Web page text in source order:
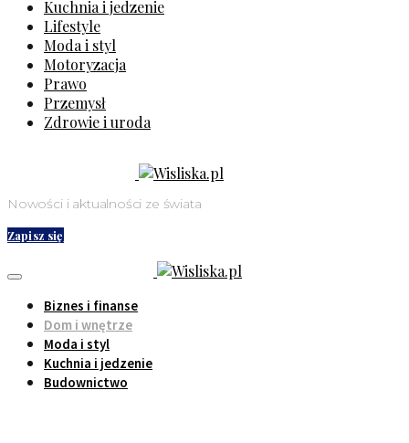
Kuchnia i jedzenie
Lifestyle
Moda i styl
Motoryzacja
Prawo
Przemysł
Zdrowie i uroda
Nowości i aktualności ze świata
Zapisz się
Biznes i finanse
Dom i wnętrze
Moda i styl
Kuchnia i jedzenie
Budownictwo